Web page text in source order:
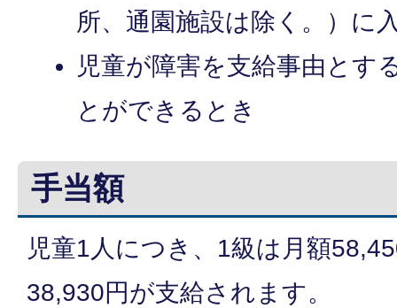
所、通園施設は除く。）に
児童が障害を支給事由とす
とができるとき
手当額
児童1人につき、1級は月額
38,930円が支給されます。